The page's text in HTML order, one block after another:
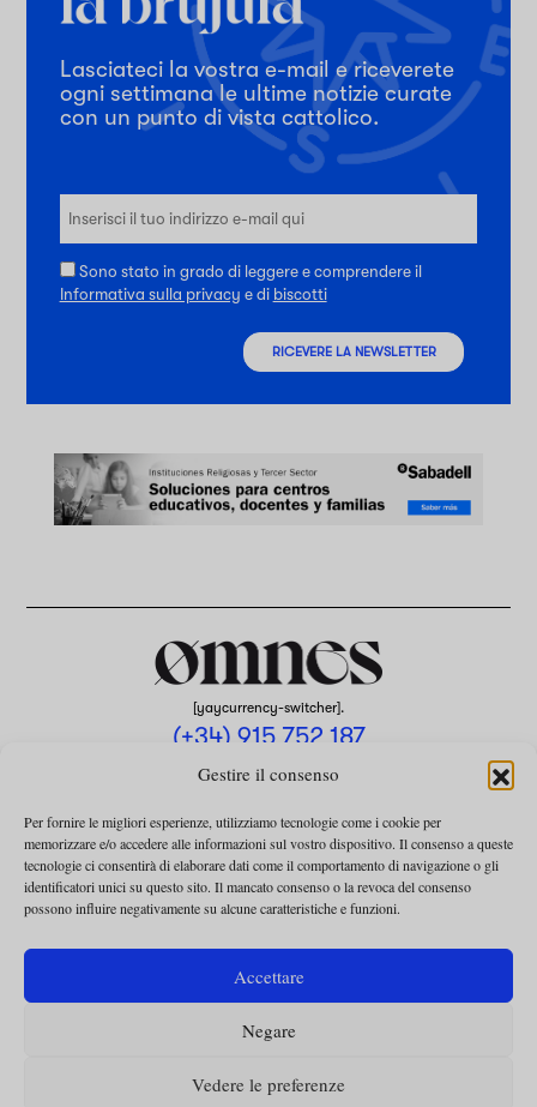
Gestire il consenso
Per fornire le migliori esperienze, utilizziamo tecnologie come i cookie per
memorizzare e/o accedere alle informazioni sul vostro dispositivo. Il consenso a queste
tecnologie ci consentirà di elaborare dati come il comportamento di navigazione o gli
identificatori unici su questo sito. Il mancato consenso o la revoca del consenso
possono influire negativamente su alcune caratteristiche e funzioni.
Accettare
Negare
Vedere le preferenze
Lasciateci la vostra e-mail e riceverete
ogni settimana le ultime notizie curate
con un punto di vista cattolico.
Sono stato in grado di leggere e comprendere il
Informativa sulla privacy e di biscotti
RICEVERE LA NEWSLETTER
[yaycurrency-switcher].
(+34) 915 752 187
omnes@omnesmag.com
INFORMATIVA SULLA PRIVACY
UTILIZZO DEI COOKIE
TERMINI E CONDIZIONI DELLA COLLABORAZIONE